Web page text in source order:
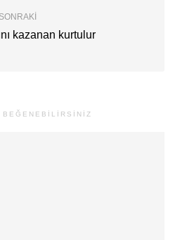
SONRAKI
kazanan kurtulur
BEĞENEBILIRSINIZ